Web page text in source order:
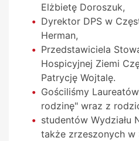
Elżbietę Doroszuk,
Dyrektor DPS w
Herman,
Przedstawiciela
Hospicyjnej Ziemi
Patrycję Wojtalę.
Gościliśmy
rodzinę" wraz z
studentów Wydziału
także zrzeszonych w